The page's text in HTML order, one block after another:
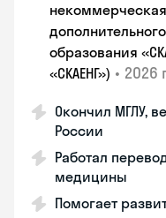
образования
«СКАЕНГ») • 2026
Окончил МГЛУ,
России
Работал
медицины
Помогает